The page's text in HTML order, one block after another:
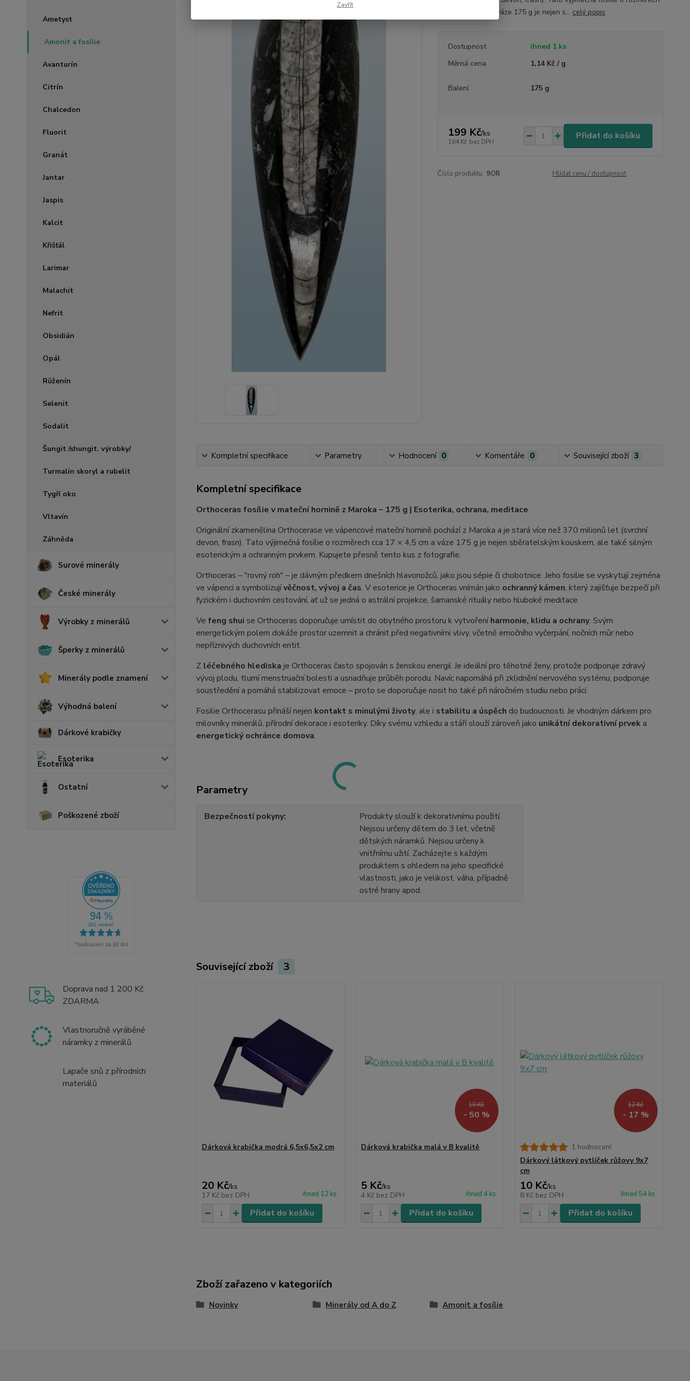
Ametyst
Amonit a fosílie
Avanturín
Citrín
Chalcedon
Fluorit
Granát
Jantar
Jaspis
Kalcit
Křišťál
Larimar
Malachit
Nefrit
Obsidián
Opál
Růženín
Selenit
Sodalit
Šungit /shungit. výrobky/
Turmalín skoryl a rubelit
Tygří oko
Vltavín
Záhněda
Surové minerály
České minerály
Výrobky z minerálů
Šperky z minerálů
Minerály podle znamení
Výhodná balení
Dárkové krabičky
Esoterika
Ostatní
Poškozené zboží
Doprava nad 1 200 Kč
ZDARMA
Vlastnoručně vyráběné
náramky z minerálů
Lapače snů z přírodních
materiálů
cca 17 × 4,5 cm a váze 175 g je nejen s... celý popis
Dostupnost
ihned 1 ks
Měrná cena
1,14 Kč / g
Balení 175 g
199 Kč/ks
164 Kč bez DPH
Přidat do košíku
Číslo produktu: 9OR Hlídat cenu / dostupnost
Kompletní specifikace Parametry Hodnocení 0 Komentáře 0 Související zboží 3
Kompletní specifikace
Orthoceras fosílie v mateční hornině z Maroka – 175 g | Esoterika, ochrana, meditace
Originální zkamenělina Orthocerase ve vápencové mateční hornině pochází z Maroka a je stará více než 370 milionů let (svrchní
devon, frasn). Tato výjimečná fosílie o rozměrech cca 17 × 4,5 cm a váze 175 g je nejen sběratelským kouskem, ale také silným
esoterickým a ochranným prvkem. Kupujete přesně tento kus z fotografie.
Orthoceras – "rovný roh" – je dávným předkem dnešních hlavonožců, jako jsou sépie či chobotnice. Jeho fosilie se vyskytují zejména
ve vápenci a symbolizujívěčnost, vývoj a čas. V esoterice je Orthoceras vnímán jako ochranný kámen, který zajišťuje bezpečí při
fyzickém i duchovním cestování, ať už se jedná o astrální projekce, šamanské rituály nebo hluboké meditace.
Ve feng shui se Orthoceras doporučuje umístit do obytného prostoru k vytvořeníharmonie, klidu a ochrany. Svým
energetickým polem dokáže prostor uzemnit a chránit před negativními vlivy, včetně emočního vyčerpání, nočních můr nebo
nepříznivých duchovních entit.
Z léčebného hlediska je Orthoceras často spojován s ženskou energií. Je ideální pro těhotné ženy, protože podporuje zdravý
vývoj plodu, tlumí menstruační bolesti a usnadňuje průběh porodu. Navíc napomáhá při zklidnění nervového systému, podporuje
soustředění a pomáhá stabilizovat emoce – proto se doporučuje nosit ho také při náročném studiu nebo práci.
Fosilie Orthocerasu přináší nejen kontakt s minulými životy, ale i stabilitu a úspěch do budoucnosti. Je vhodným dárkem pro
milovníky minerálů, přírodní dekorace i esoteriky. Díky svému vzhledu a stáří slouží zároveň jako unikátní dekorativní prveka
energetický ochránce domova.
Parametry
Bezpečností pokyny
Produkty slouží k dekorativnímu použití.
Nejsou určeny dětem do 3 let, včetně
dětských náramků. Nejsou určeny k
vnitřnímu užití. Zacházejte s každým
produktem s ohledem na jeho specifické
vlastnosti, jako je velikost, váha, případně
ostré hrany apod.
Související zboží 3
Dárková krabička modrá 6,5x6,5x2 cm
20 Kč/ks
17 Kč bez DPH ihned 12 ks
Přidat do košíku
10 Kč
- 50 %
Dárková krabička malá v B kvalitě
5 Kč/ks
4 Kč bez DPH ihned 4 ks
Přidat do košíku
12 Kč
- 17 %
1 hodnocení
Dárkový látkový pytlíček růžovy 9x7
cm
10 Kč/ks
8 Kč bez DPH ihned 54 ks
Přidat do košíku
Zboží zařazeno v kategoriích
Novinky Minerály od A do Z Amonit a fosílie
Zavřít